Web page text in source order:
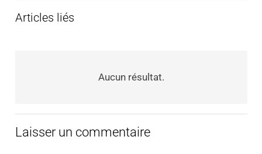
Articles liés
Aucun résultat.
Laisser un commentaire